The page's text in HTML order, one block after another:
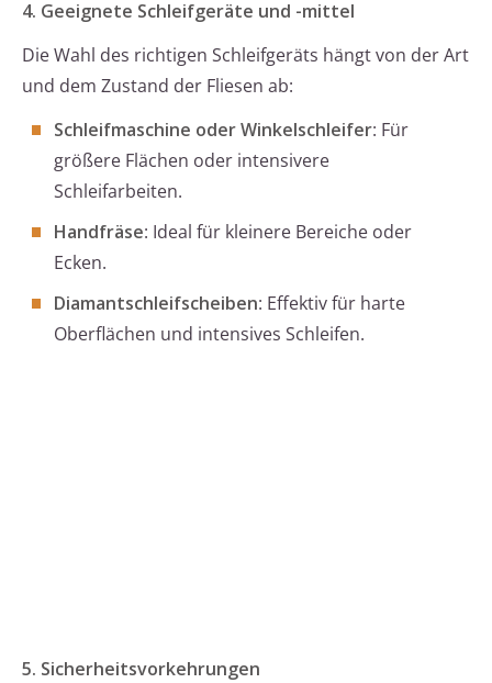
4. Geeignete Schleifgeräte und -mittel
Die Wahl des richtigen Schleifgeräts hängt von der Art
und dem Zustand der Fliesen ab:
Schleifmaschine oder Winkelschleifer: Für
größere Flächen oder intensivere
Schleifarbeiten.
Handfräse: Ideal für kleinere Bereiche oder
Ecken.
Diamantschleifscheiben: Effektiv für harte
Oberflächen und intensives Schleifen.
5. Sicherheitsvorkehrungen